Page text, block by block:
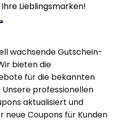
Lieblingsmarken!
wachsende Gutschein-
bieten die
für die bekannten
professionellen
aktualisiert und
Coupons für Kunden